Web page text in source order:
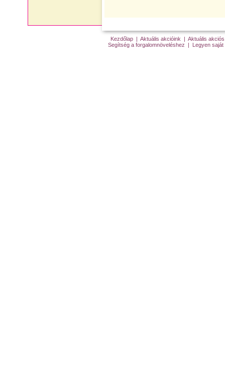
Kezdőlap | Aktuális akcióink | Aktuális
Segítség a forgalomnöveléshez | Legyen